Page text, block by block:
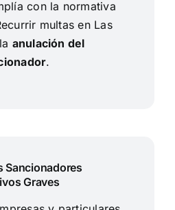
con la normativa
multas en Las
anulación del
.
Sancionadores
Graves